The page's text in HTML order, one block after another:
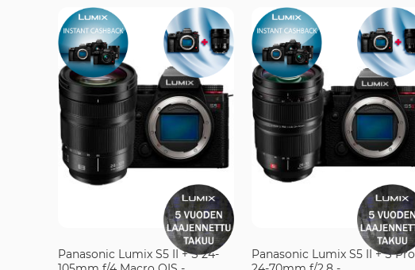
Panasonic Lumix S5 II + S 24-
Panasonic Lumix S5 II + S Pro